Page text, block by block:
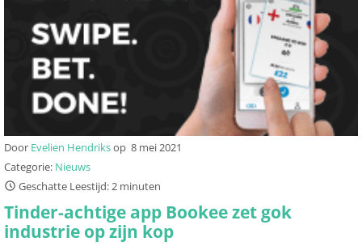
Door Evelien Hendriksop 8 mei 2021
Categorie: Nieuws
Geschatte Leestijd: 2 minuten
Tinder-achtige app Bookee zet gok
industrie op zijn kop